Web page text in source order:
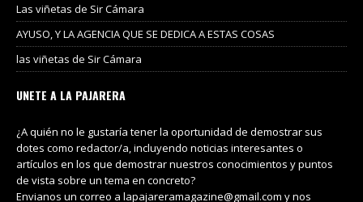
Las viñetas de Sir Cámara
AYUSO, Y LA AGENCIA QUE SE DEDICA A ESTAS COSAS
las viñetas de Sir Cámara
UNETE A LA PAJARERA
¿A quién no le gustaría tener la oportunidad de demostrar sus
dotes como redactor/a, incluyendo noticias interesantes o
artículos en los que demostrar nuestros conocimientos y puntos
de vista sobre un tema en concreto?
Envianos un correo a lapajareramagazine@gmail.com y nos